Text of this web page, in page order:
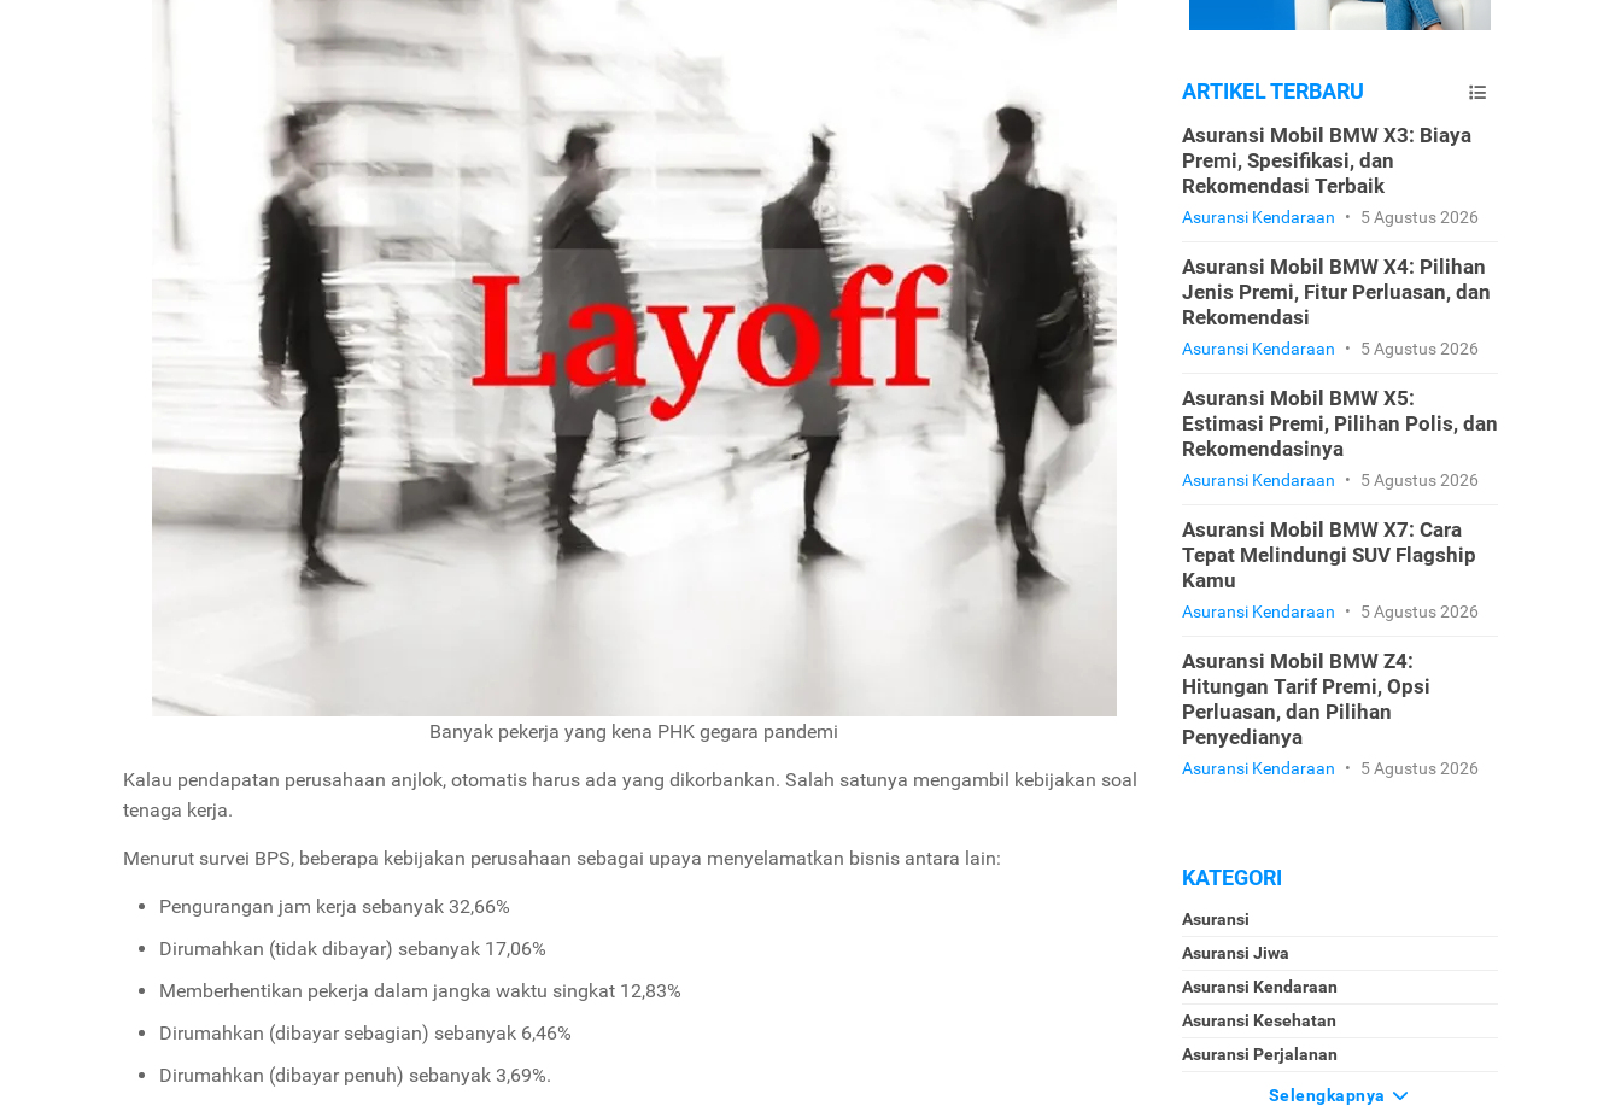
Banyak pekerja yang kena PHK gegara pandemi
Kalau pendapatan perusahaan anjlok, otomatis harus ada yang dikorbankan. Salah satunya mengambil kebijakan soal
tenaga kerja.
Menurut survei BPS, beberapa kebijakan perusahaan sebagai upaya menyelamatkan bisnis antara lain:
Pengurangan jam kerja sebanyak 32,66%
Dirumahkan (tidak dibayar) sebanyak 17,06%
Memberhentikan pekerja dalam jangka waktu singkat 12,83%
Dirumahkan (dibayar sebagian) sebanyak 6,46%
Dirumahkan (dibayar penuh) sebanyak 3,69%.
ARTIKEL TERBARU
Asuransi Mobil BMW X3: Biaya
Premi, Spesifikasi, dan
Rekomendasi Terbaik
Asuransi Kendaraan • 5 Agustus 2026
Asuransi Mobil BMW X4: Pilihan
Jenis Premi, Fitur Perluasan, dan
Rekomendasi
Asuransi Kendaraan • 5 Agustus 2026
Asuransi Mobil BMW X5:
Estimasi Premi, Pilihan Polis, dan
Rekomendasinya
Asuransi Kendaraan • 5 Agustus 2026
Asuransi Mobil BMW X7: Cara
Tepat Melindungi SUV Flagship
Kamu
Asuransi Kendaraan • 5 Agustus 2026
Asuransi Mobil BMW Z4:
Hitungan Tarif Premi, Opsi
Perluasan, dan Pilihan
Penyedianya
Asuransi Kendaraan • 5 Agustus 2026
KATEGORI
Asuransi
Asuransi Jiwa
Asuransi Kendaraan
Asuransi Kesehatan
Asuransi Perjalanan
Selengkapnya